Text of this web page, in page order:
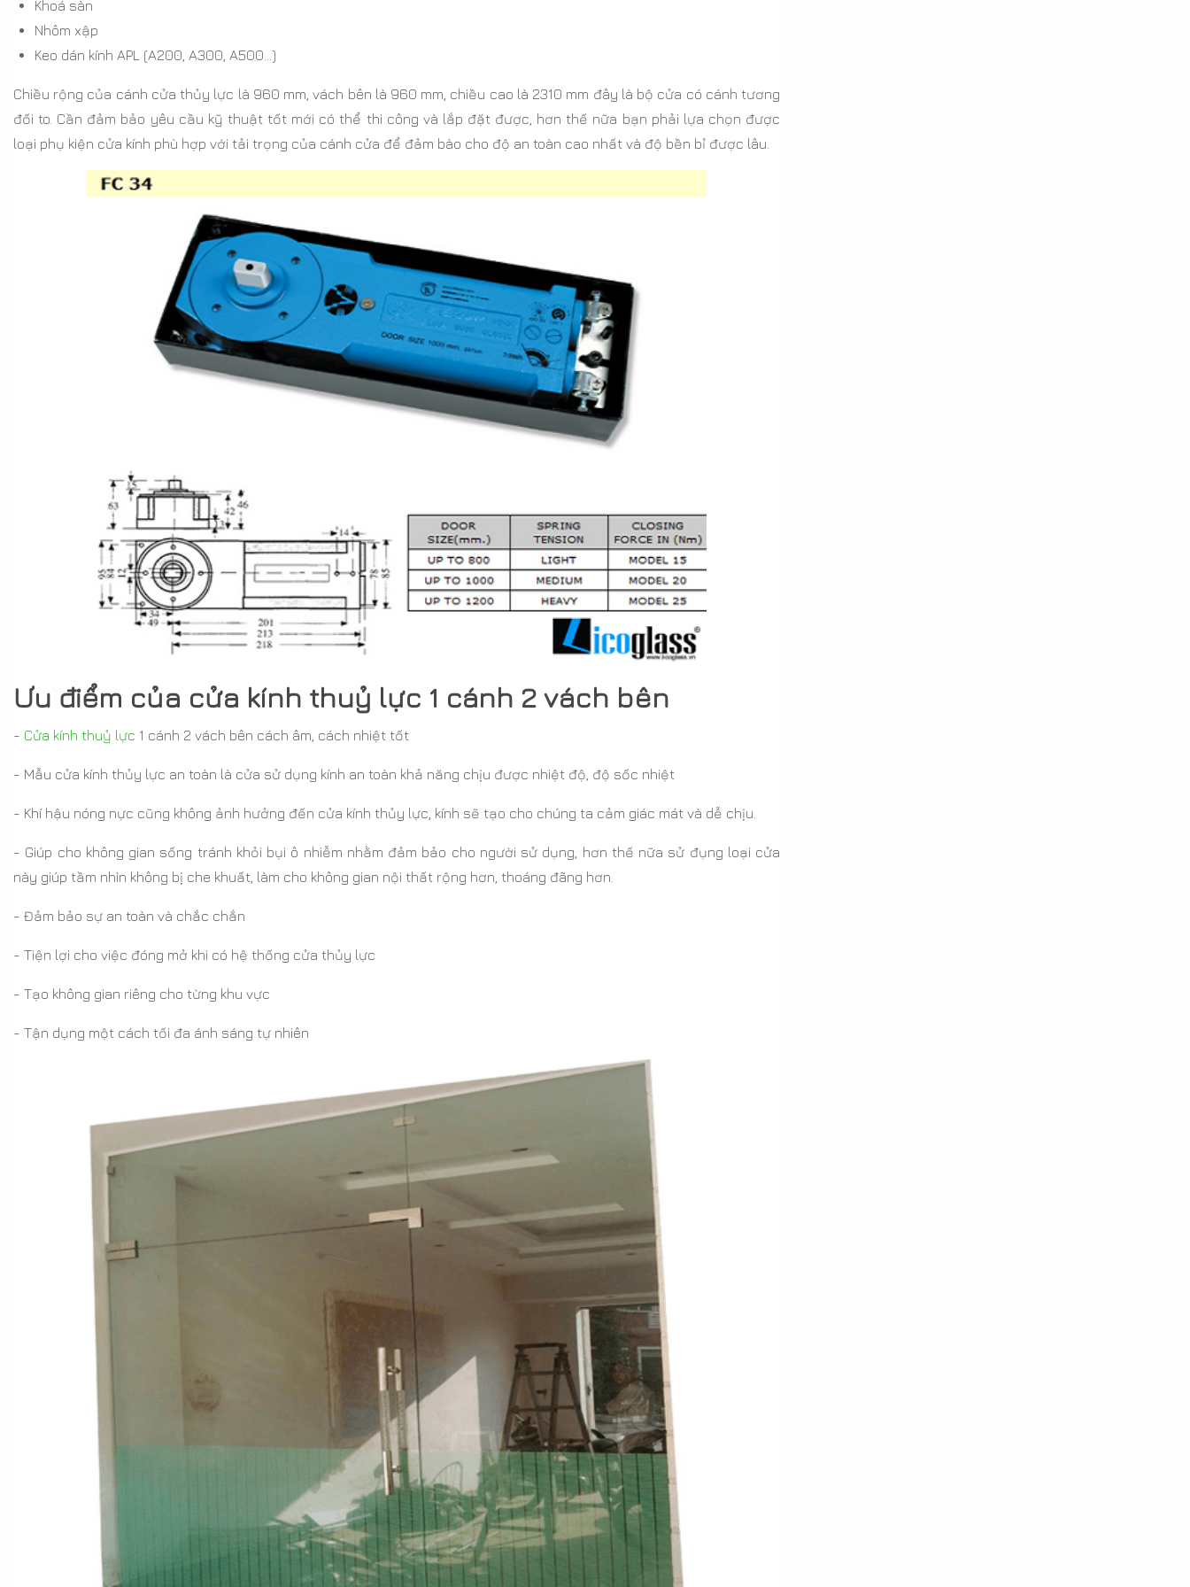
Khoá sàn
Nhôm xập
Keo dán kính APL (A200, A300, A500…)
Chiều rộng của cánh cửa thủy lực là 960 mm, vách bên là 960 mm, chiều cao là 2310 mm đây là bộ cửa có cánh tương
đối to. Cần đảm bảo yêu cầu kỹ thuật tốt mới có thể thi công và lắp đặt được, hơn thế nữa bạn phải lựa chọn được
loại phụ kiện cửa kính phù hợp với tải trọng của cánh cửa để đảm bào cho độ an toàn cao nhất và độ bền bỉ được lâu.
Ưu điểm của cửa kính thuỷ lực 1 cánh 2 vách bên
- Cửa kính thuỷ lực 1 cánh 2 vách bên cách âm, cách nhiệt tốt
- Mẫu cửa kính thủy lực an toàn là cửa sử dụng kính an toàn khả năng chịu được nhiệt độ, độ sốc nhiệt
- Khí hậu nóng nực cũng không ảnh hưởng đến cửa kính thủy lực, kính sẽ tạo cho chúng ta cảm giác mát và dễ chịu.
- Giúp cho không gian sống tránh khỏi bụi ô nhiễm nhằm đảm bảo cho người sử dụng, hơn thế nữa sử đụng loại cửa
này giúp tầm nhìn không bị che khuất, làm cho không gian nội thất rộng hơn, thoáng đãng hơn.
- Đảm bảo sự an toàn và chắc chắn
- Tiện lợi cho việc đóng mở khi có hệ thống cửa thủy lực
- Tạo không gian riêng cho từng khu vực
- Tận dụng một cách tối đa ánh sáng tự nhiên